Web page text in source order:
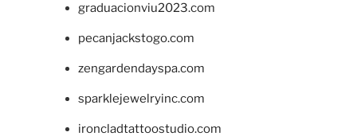
graduacionviu2023.com
pecanjackstogo.com
zengardendayspa.com
sparklejewelryinc.com
ironcladtattoostudio.com